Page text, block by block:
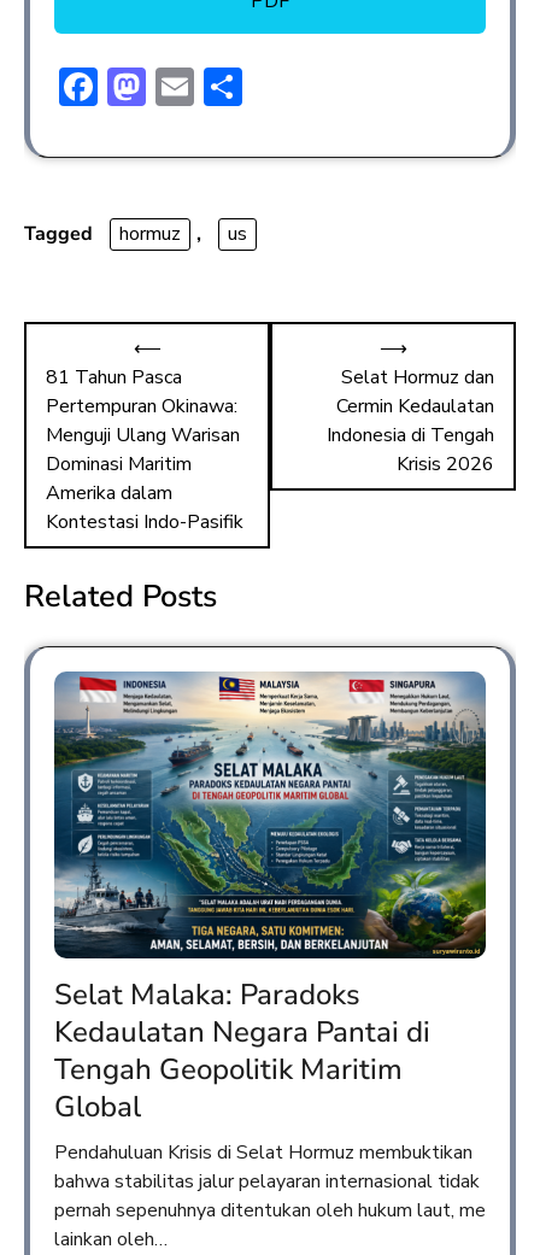
F
e
o
M
st
d
n
E
ai ar
Tagged hormuz , us
⟵
81 Tahun Pasca
Pertempuran Okinawa:
Menguji Ulang Warisan
Dominasi Maritim
Amerika dalam
Kontestasi Indo-Pasifik
Selat Hormuz dan
Cermin Kedaulatan
Indonesia di Tengah
Krisis 2026
⟶
Related Posts
Selat Malaka: Paradoks
Kedaulatan Negara Pantai di
Tengah Geopolitik Maritim
Global
Pendahuluan Krisis di Selat Hormuz membuktikan
bahwa stabilitas jalur pelayaran internasional tidak
pernah sepenuhnya ditentukan oleh hukum laut, me
lainkan oleh…